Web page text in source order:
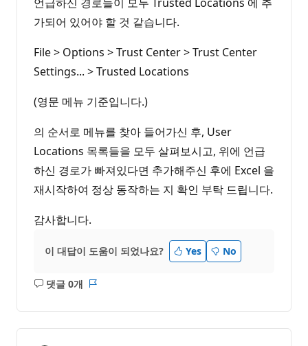
가되어 있어야 할 것 같습니다.
File > Options > Trust Center > Trust Center
Settings... > Trusted Locations
(영문 메뉴 기준입니다.)
의 순서로 메뉴를 찾아 들어가신 후, User
Locations 목록들을 모두 살펴보시고, 위에 언급
하신 경로가 빠져있다면 추가해주신 후에 Excel 을
재시작하여 정상 동작하는 지 확인 부탁 드립니다.
감사합니다.
이 대답이 도움이 되었나요? Yes No
댓글 0개
설
음